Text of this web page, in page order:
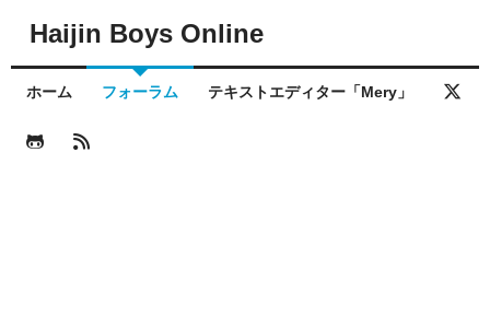
Haijin Boys Online
ホーム フォーラム テキストエディター「Mery」